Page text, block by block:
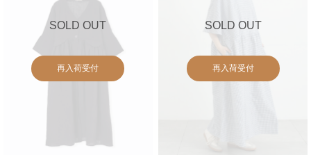
SOLD OUT
再入荷受付
SOLD OUT
再入荷受付